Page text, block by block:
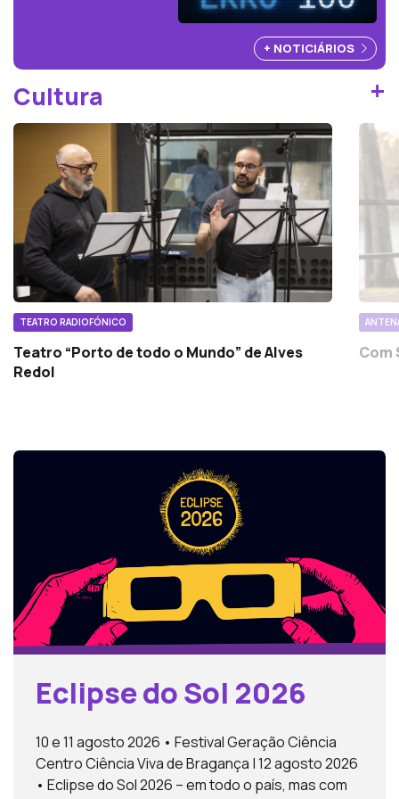
+ NOTICIÁRIOS
Cultura +
TEATRO RADIOFÓNICO
Teatro “Porto de todo o Mundo” de Alves
Redol
Com
Eclipse do Sol 2026
10 e 11 agosto 2026 • Festival Geração Ciência
Centro Ciência Viva de Bragança | 12 agosto 2026
• Eclipse do Sol 2026 – em todo o país, mas com